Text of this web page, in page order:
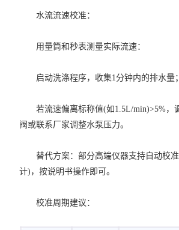
水流流速校准：
用量筒和秒表测量实际流速：
启动洗涤程序，收集1分钟内的排水量；
若流速偏离标称值(如1.5L/min)>5%，
阀或联系厂家调整水泵压力。
替代方案：部分高端仪器支持自动校准
计)，按说明书操作即可。
校准周期建议：